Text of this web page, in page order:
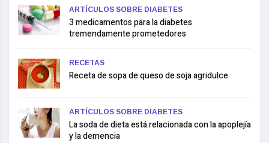
ARTÍCULOS SOBRE DIABETES
3 medicamentos para la diabetes
tremendamente prometedores
RECETAS
Receta de sopa de queso de soja agridulce
ARTÍCULOS SOBRE DIABETES
La soda de dieta está relacionada con la apoplejía
y la demencia